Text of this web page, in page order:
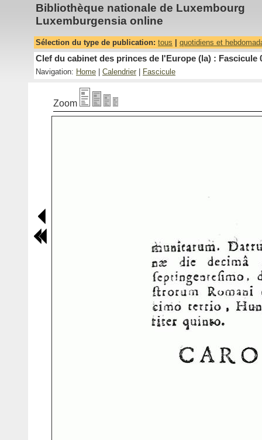
Bibliothèque nationale de Luxembourg
Luxemburgensia online
Sélection du type de publication: tous quotidiens et
Clef du cabinet des princes de l'Europe (la) : Fascicule
Navigation: Home Calendrier Fascicule
Zoom